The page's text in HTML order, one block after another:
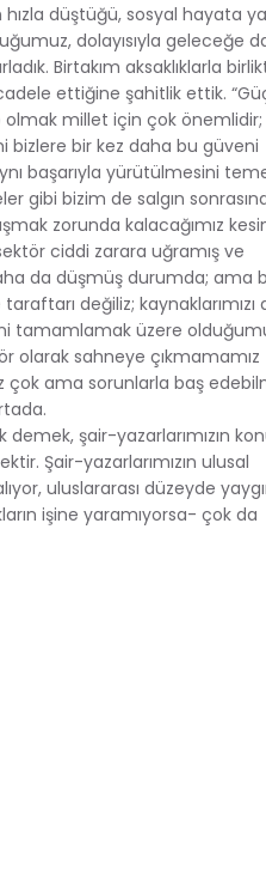
hızla düştüğü, sosyal hayata
dolayısıyla geleceğe
Birtakım aksaklıklarla
ettiğine şahitlik ettik.
olmak millet için çok önemlidir;
bizlere bir kez daha bu güveni
başarıyla yürütülmesini
gibi bizim de salgın
zorunda kalacağımız
ciddi zarara uğramış ve
da düşmüş durumda; ama
değiliz; kaynaklarımızı
tamamlamak üzere
olarak sahneye çıkmamamız
çok ama sorunlarla baş
demek, şair-yazarlarımızın
Şair-yazarlarımızın ulusal
uluslararası düzeyde
işine yaramıyorsa- çok da